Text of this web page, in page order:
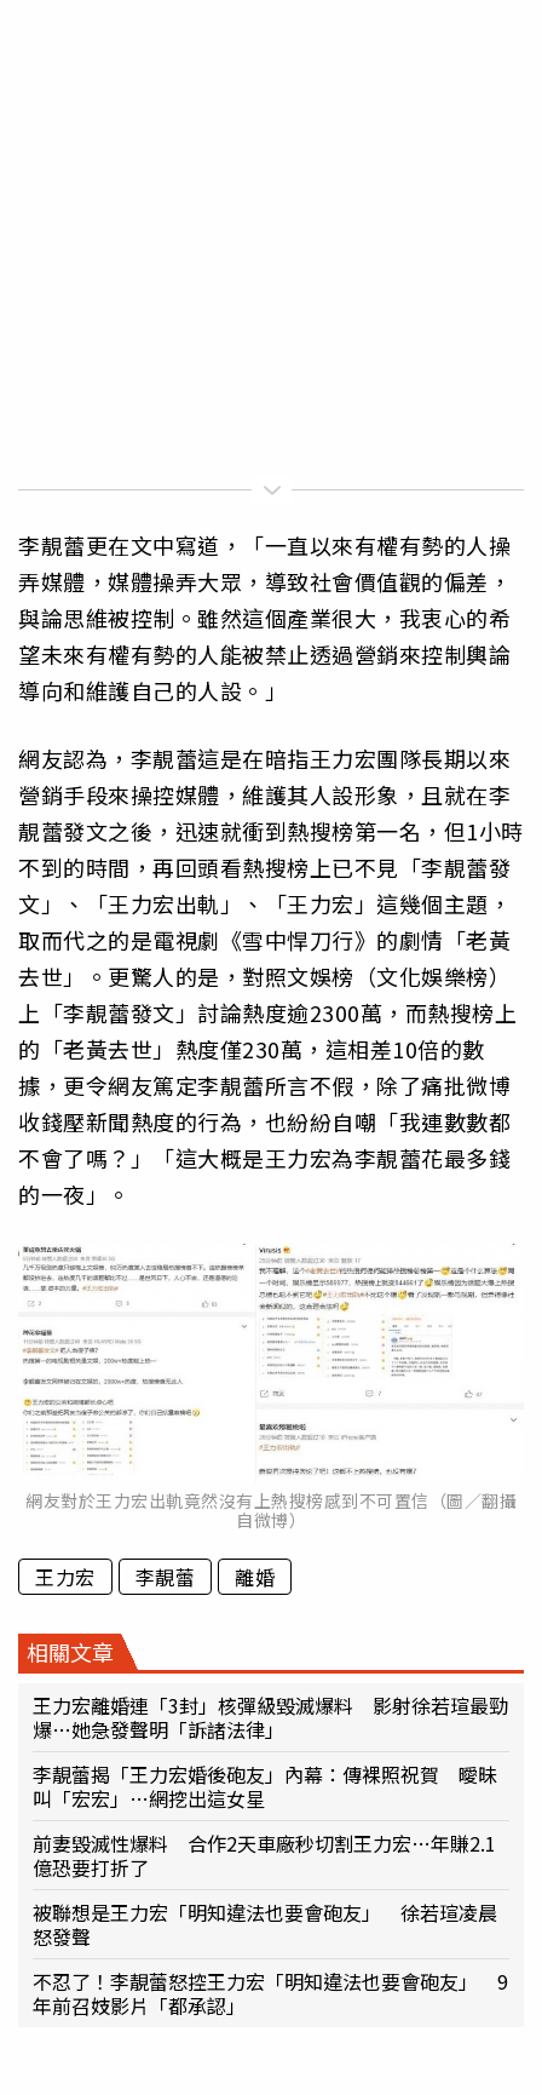
李靚蕾更在文中寫道，「一直以來有權有勢的人操
弄媒體，媒體操弄大眾，導致社會價值觀的偏差，
與論思維被控制。雖然這個產業很大，我衷心的希
望未來有權有勢的人能被禁止透過營銷來控制輿論
導向和維護自己的人設。」
網友認為，李靚蕾這是在暗指王力宏團隊長期以來
營銷手段來操控媒體，維護其人設形象，且就在李
靚蕾發文之後，迅速就衝到熱搜榜第一名，但1小時
不到的時間，再回頭看熱搜榜上已不見「李靚蕾發
文」、「王力宏出軌」、「王力宏」這幾個主題，
取而代之的是電視劇《雪中悍刀行》的劇情「老黃
去世」。更驚人的是，對照文娛榜（文化娛樂榜）
上「李靚蕾發文」討論熱度逾2300萬，而熱搜榜上
的「老黃去世」熱度僅230萬，這相差10倍的數
據，更令網友篤定李靚蕾所言不假，除了痛批微博
收錢壓新聞熱度的行為，也紛紛自嘲「我連數數都
不會了嗎？」「這大概是王力宏為李靚蕾花最多錢
的一夜」。
網友對於王力宏出軌竟然沒有上熱搜榜感到不可置信（圖／翻攝
自微博）
王力宏 李靚蕾 離婚
相關文章
王力宏離婚連「3封」核彈級毀滅爆料 影射徐若瑄最勁
爆…她急發聲明「訴諸法律」
李靚蕾揭「王力宏婚後砲友」內幕：傳裸照祝賀 曖昧
叫「宏宏」…網挖出這女星
前妻毀滅性爆料 合作2天車廠秒切割王力宏…年賺2.1
億恐要打折了
被聯想是王力宏「明知違法也要會砲友」 徐若瑄凌晨
怒發聲
不忍了！李靚蕾怒控王力宏「明知違法也要會砲友」 9
年前召妓影片「都承認」